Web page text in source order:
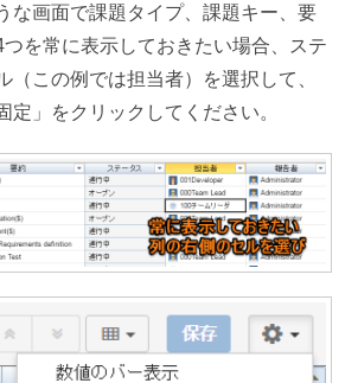
な画面で課題タイプ、課題キー、要
を常に表示しておきたい場合、ステ
（この例では担当者）を選択して、
定」をクリックしてください。